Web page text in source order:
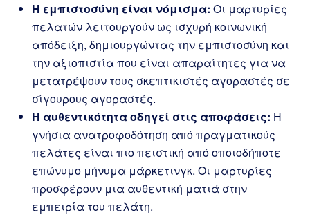
Η εμπιστοσύνη είναι νόμισμα: Οι μαρτυρίες
πελατών λειτουργούν ως ισχυρή κοινωνική
απόδειξη, δημιουργώντας την εμπιστοσύνη και
την αξιοπιστία που είναι απαραίτητες για να
μετατρέψουν τους σκεπτικιστές αγοραστές σε
σίγουρους αγοραστές.
Η αυθεντικότητα οδηγεί στις αποφάσεις: Η
γνήσια ανατροφοδότηση από πραγματικούς
πελάτες είναι πιο πειστική από οποιοδήποτε
επώνυμο μήνυμα μάρκετινγκ. Οι μαρτυρίες
προσφέρουν μια αυθεντική ματιά στην
εμπειρία του πελάτη.